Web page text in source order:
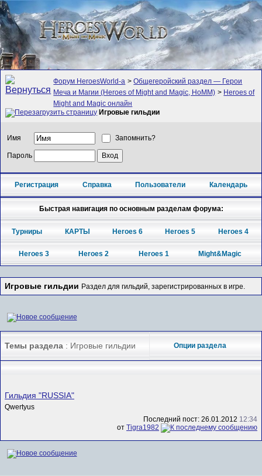
Форум HeroesWorld-а >Общегеройский раздел — Герои
Меча и Магии (Heroes of Might and Magic, HoMM) > Heroes of
Might and Magic онлайн
Игровые гильдии
Имя Запомнить?
Пароль
Регистрация Справка Пользователи Календарь
Быстрая навигация по основным разделам форума:
Турниры КАРТЫ Heroes 6 Heroes 5 Heroes 4
Heroes 3 Heroes 2 Heroes 1 Might&Magic
Игровые гильдии Раздел для гильдий, зарегистрированных в игре.
Темы раздела : Игровые гильдии Опции раздела
Гильдия "RUSSIA"
Qwertyus
Последний пост: 26.01.2012 12:34
от Tigra1982